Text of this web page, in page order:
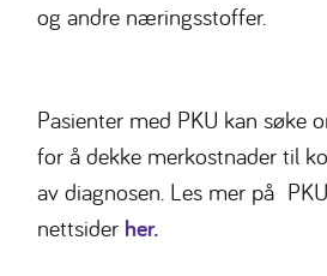
og andre næringsstoffer.
Pasienter med PKU kan søke
for å dekke merkostnader til
av diagnosen. Les mer på
nettsider her.